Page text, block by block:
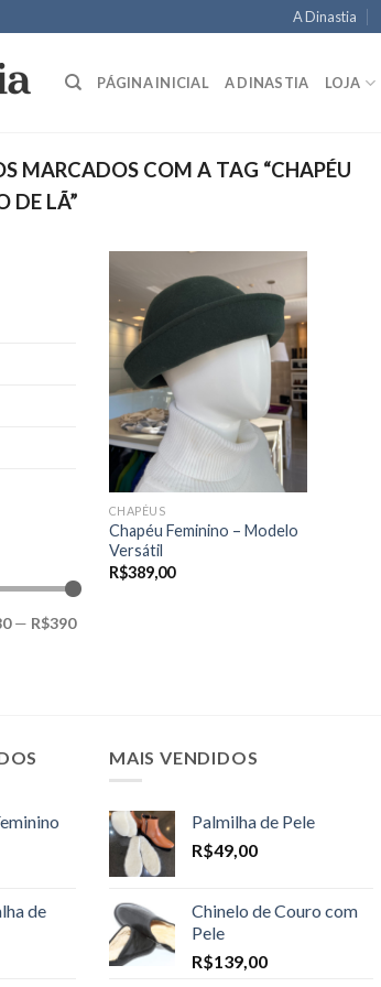
A Dinastia
PÁGINA INICIAL A DINASTIA LOJA
MARCADOS COM A TAG “CHAPÉU
DE LÃ”
— R$390
CHAPÉUS
Chapéu Feminino – Modelo
Versátil
R$389,00
de
MAIS VENDIDOS
Palmilha de Pele
R$49,00
Chinelo de Couro com
Pele
R$139,00